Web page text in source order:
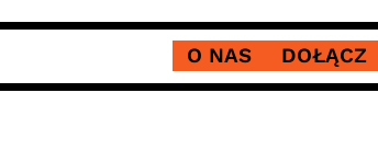
O NAS DOŁĄCZ